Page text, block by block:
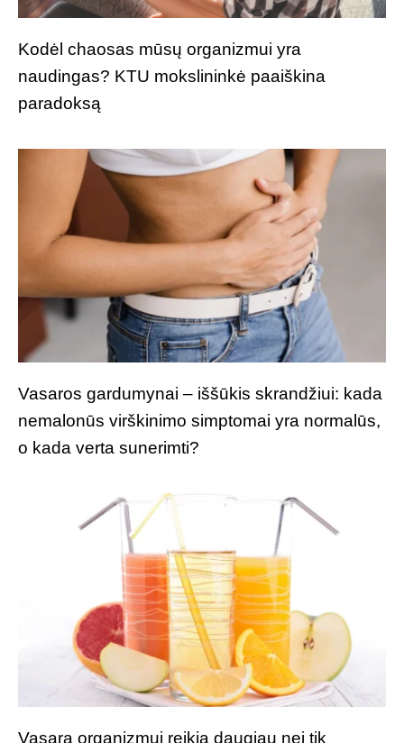
Kodėl chaosas mūsų organizmui yra
naudingas? KTU mokslininkė paaiškina
paradoksą
Vasaros gardumynai – iššūkis skrandžiui: kada
nemalonūs virškinimo simptomai yra normalūs,
o kada verta sunerimti?
Vasarą organizmui reikia daugiau nei tik